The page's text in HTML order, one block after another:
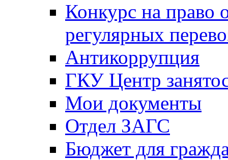
Конкурс на право
регулярных
Антикоррупция
ГКУ Центр
Мои документы
Отдел ЗАГС
Бюджет для